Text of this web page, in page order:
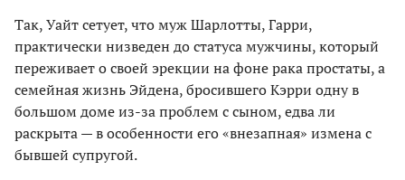
Так, Уайт сетует, что муж Шарлотты, Гарри,
практически низведен до статуса мужчины, который
переживает о своей эрекции на фоне рака простаты, а
семейная жизнь Эйдена, бросившего Кэрри одну в
большом доме из-за проблем с сыном, едва ли
раскрыта — в особенности его «внезапная» измена с
бывшей супругой.